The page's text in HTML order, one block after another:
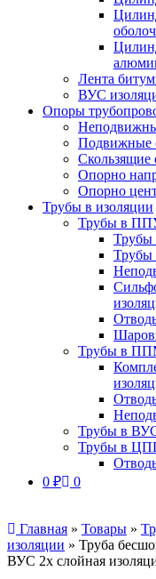
Лента
ВУС
Опоры
Подвижные
Скользящие
Опорно
Опорно
Трубы в изоляции
Трубы в
Трубы в
Трубы в
Трубы в
0 ₽ 0
Главная » Товары »
изоляции » Труба
ВУС 2х слойная